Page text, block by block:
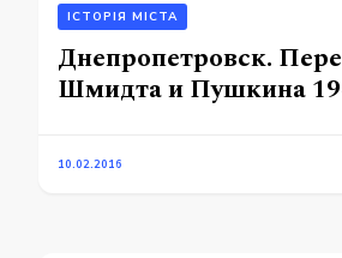
ІСТОРІЯ МІСТА
Днепропетровск.
Шмидта и Пушкина
10.02.2016